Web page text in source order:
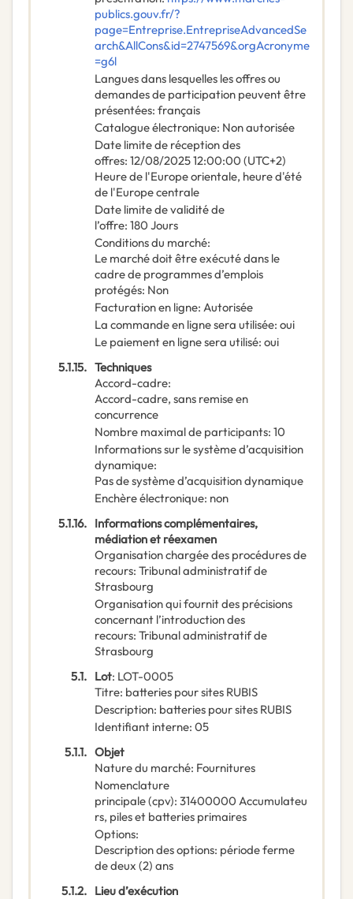
publics.gouv.fr/?
page=Entreprise.EntrepriseAdvancedSe
arch&AllCons&id=2747569&orgAcronyme
=g6l
Langues dans lesquelles les offres ou
demandes de participation peuvent être
présentées: français
Catalogue électronique: Non autorisée
Date limite de réception des
offres: 12/08/202512:00:00 (UTC+2)
Heure de l'Europe orientale, heure d'été
de l'Europe centrale
Date limite de validité de
l’offre: 180 Jours
Conditions du marché:
Le marché doit être exécuté dans le
cadre de programmes d’emplois
protégés: Non
Facturation en ligne: Autorisée
La commande en ligne sera utilisée: oui
Le paiement en ligne sera utilisé: oui
5.1.15. Techniques
Accord-cadre:
Accord-cadre, sans remise en
concurrence
Nombre maximal de participants: 10
Informations sur le système d’acquisition
dynamique:
Pas de système d’acquisition dynamique
Enchère électronique: non
5.1.16. Informations complémentaires,
médiation et réexamen
Organisation chargée des procédures de
recours: Tribunal administratif de
Strasbourg
Organisation qui fournit des précisions
concernant l’introduction des
recours: Tribunal administratif de
Strasbourg
5.1. Lot: LOT-0005
Titre: batteries pour sites RUBIS
Description: batteries pour sites RUBIS
Identifiant interne: 05
5.1.1. Objet
Nature du marché: Fournitures
Nomenclature
principale(cpv): 31400000 Accumulateu
rs, piles et batteries primaires
Options:
Description des options: période ferme
de deux (2) ans
5.1.2. Lieu d’exécution